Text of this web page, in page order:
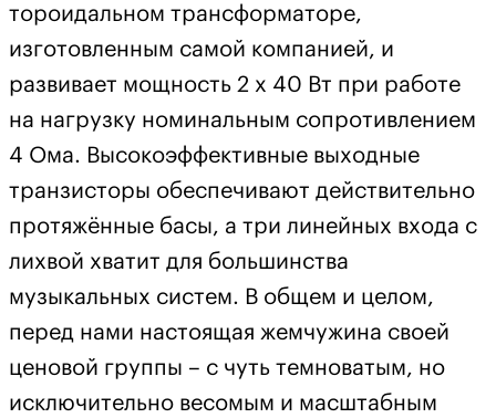
тороидальном трансформаторе,
изготовленным самой компанией, и
развивает мощность 2 х 40 Вт при работе
на нагрузку номинальным сопротивлением
4 Ома. Высокоэффективные выходные
транзисторы обеспечивают действительно
протяжённые басы, а три линейных входа с
лихвой хватит для большинства
музыкальных систем. В общем и целом,
перед нами настоящая жемчужина своей
ценовой группы – с чуть темноватым, но
исключительно весомым и масштабным